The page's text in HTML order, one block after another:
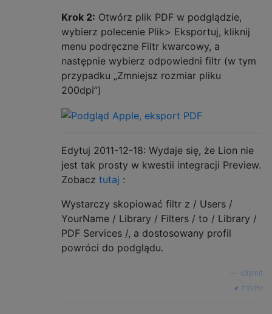
Krok 2: Otwórz plik PDF w podglądzie,
wybierz polecenie Plik> Eksportuj, kliknij
menu podręczne Filtr kwarcowy, a
następnie wybierz odpowiedni filtr (w tym
przypadku „Zmniejsz rozmiar pliku
200dpi”)
Edytuj 2011-12-18: Wydaje się, że Lion nie
jest tak prosty w kwestii integracji Preview.
Zobacz tutaj :
Wystarczy skopiować filtr z / Users /
YourName / Library / Filters / to / Library /
PDF Services /, a dostosowany profil
powróci do podglądu.
iolsmit
źródło